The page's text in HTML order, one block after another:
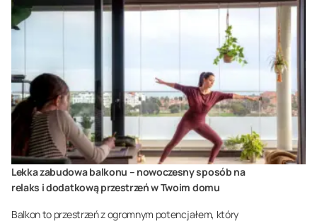
Lekka zabudowa balkonu – nowoczesny sposób na
relaks i dodatkową przestrzeń w Twoim domu
Balkon to przestrzeń z ogromnym potencjałem, który